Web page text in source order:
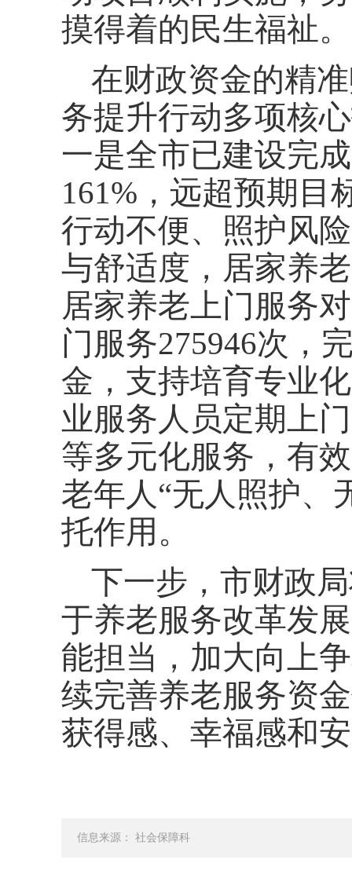
摸得着的民生福祉。
在财政资金的精
务提升行动多项核
一是全市已建设完
161%，远超预期目
行动不便、照护风
与舒适度，居家养
居家养老上门服务
门服务275946次，
金，支持培育专业
业服务人员定期上
等多元化服务，有
老年人“无人照护、
托作用。
下一步，市财政
于养老服务改革发
能担当，加大向上
续完善养老服务资
获得感、幸福感和
信息来源： 社会保障科